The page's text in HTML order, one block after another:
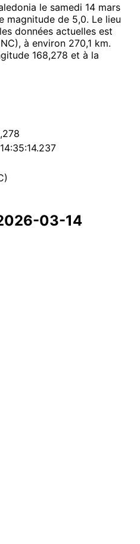
le samedi 14 mars
magnitude de 5,0. Le lieu
données actuelles est
à environ 270,1 km.
168,278 et à la
03-14